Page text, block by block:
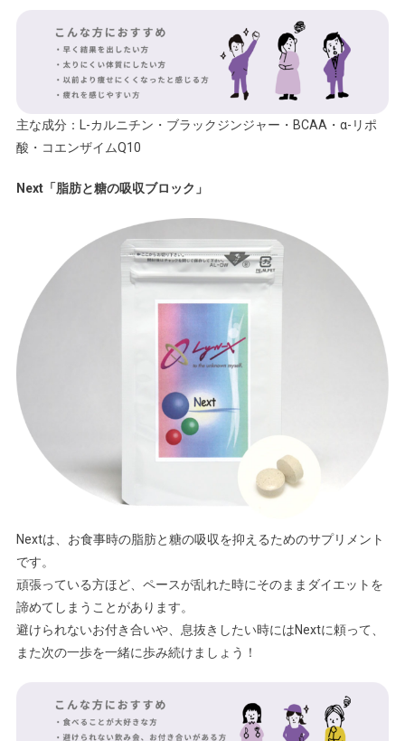
主な成分：L-カルニチン・ブラックジンジャー・BCAA・α-リポ
酸・コエンザイムQ10
Next「脂肪と糖の吸収ブロック」
Nextは、お食事時の脂肪と糖の吸収を抑えるためのサプリメント
です。
頑張っている方ほど、ペースが乱れた時にそのままダイエットを
諦めてしまうことがあります。
避けられないお付き合いや、息抜きしたい時にはNextに頼って、
また次の一歩を一緒に歩み続けましょう！